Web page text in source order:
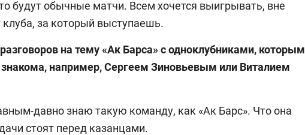
будут обычные матчи. Всем хочется выигрывать, вне
клуба, за который выступаешь.
на тему «Ак Барса» с одноклубниками, которым
например, Сергеем Зиновьевым или Виталием
давно знаю такую команду, как «Ак Барс». Что она
стоят перед казанцами.